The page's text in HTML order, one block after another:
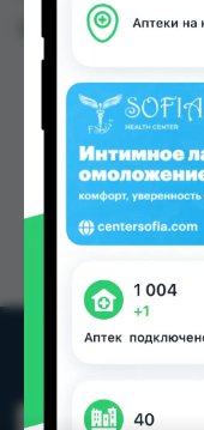
Цена: от2.50 TJS